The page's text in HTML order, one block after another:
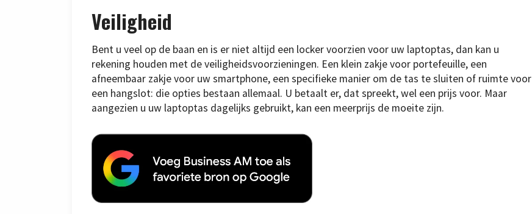
Veiligheid
Bent u veel op de baan en is er niet altijd een locker voorzien voor uw laptoptas, dan kan u
rekening houden met de veiligheidsvoorzieningen. Een klein zakje voor portefeuille, een
afneembaar zakje voor uw smartphone, een specifieke manier om de tas te sluiten of ruimte voor
een hangslot: die opties bestaan allemaal. U betaalt er, dat spreekt, wel een prijs voor. Maar
aangezien u uw laptoptas dagelijks gebruikt, kan een meerprijs de moeite zijn.